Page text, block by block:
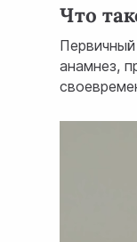
Что
анамнез,